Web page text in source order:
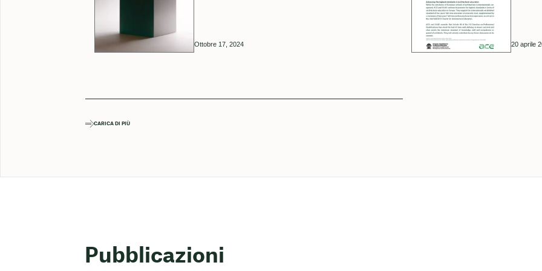
Ottobre 17, 2024 20 aprile
CARICA DI PIÙ
Pubblicazioni